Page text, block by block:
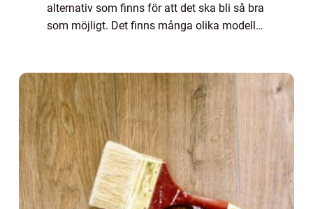
alternativ som finns för att det ska bli så bra
som möjligt. Det finns många olika modeller